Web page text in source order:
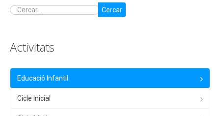
Cercar
Activitats
Educació Infantil
Cicle Inicial